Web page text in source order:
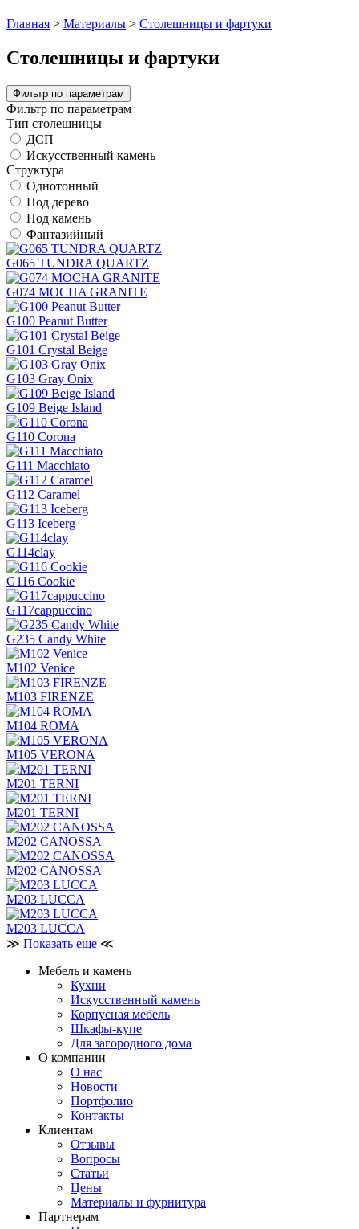
Главная > Материалы > Столешницы и фартуки
Столешницы и фартуки
Фильтр по параметрам
Фильтр по параметрам
Тип столешницы
ДСП
Искусственный камень
Структура
Однотонный
Под дерево
Под камень
Фантазийный
G065 TUNDRA QUARTZ
G074 MOCHA GRANITE
G100 Peanut Butter
G101 Crystal Beige
G103 Gray Onix
G109 Beige Island
G110 Corona
G111 Macchiato
G112 Caramel
G113 Iceberg
G114clay
G116 Cookie
G117cappuccino
G235 Candy White
M102 Venice
M103 FIRENZE
M104 ROMA
M105 VERONA
M201 TERNI
M201 TERNI
M202 CANOSSA
M202 CANOSSA
M203 LUCCA
M203 LUCCA
≫ Показать еще ≪
Мебель и камень
Кухни
Искусственный камень
Корпусная мебель
Шкафы-купе
Для загородного дома
О компании
О нас
Новости
Портфолио
Контакты
Клиентам
Отзывы
Вопросы
Статьи
Цены
Материалы и фурнитура
Партнерам